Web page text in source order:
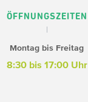
ÖFFNUNGSZEITEN
Montag bis Freitag
8:30 bis 17:00 Uhr